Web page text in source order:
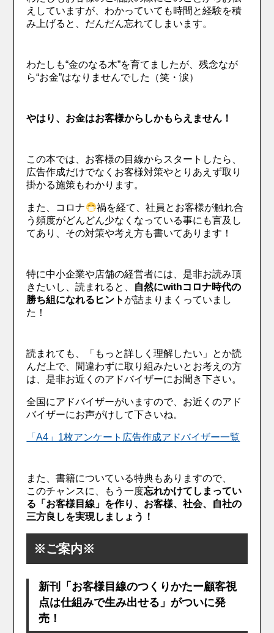
えしていますが、わかっていても時間と経験を積
み上げると、だんだん忘れてしまいます。
わたしも“金のなる木”を育てましたが、残念なが
ら“お金”はなりませんでした（笑・涙）
やはり、お金はお客様からしかもらえません！
この本では、お客様の目線からスタートしたら、
広告作成だけでなくお客様対策やとりあえず取り
掛かる施策もわかります。
また、コロナ
禍を経て、社員とお客様が触れ合
う頻度がどんどん少なくなっている事にも言及し
てあり、その対策や考え方も書いてあります！
特に中小企業や店舗の経営者には、是非お読み頂
きたいし、読まれると、 自然にwithコロナ時代の
勝ち組になれるヒント が詰まりまくっていまし
た！
読まれても、「もっと詳しく理解したい」とか読
んだ上で、間違わずに取り組みたいとお考えの方
は、是非お近くのアドバイザーにお聞き下さい。
全国にアドバイザーがいますので、お近くのアド
バイザーにお声がけして下さいね。
「A4」1枚アンケート広告作成アドバイザー一覧
また、書籍についている特典もありますので、
このチャンスに、もう一度忘れかけてしまってい
る「お客様目線」を作り、お客様、社会、自社の
三方良しを実現しましょう！
※ご案内※
新刊「お客様目線のつくりかたー顧客視
点は仕組みで生み出せる」がついに発
売！